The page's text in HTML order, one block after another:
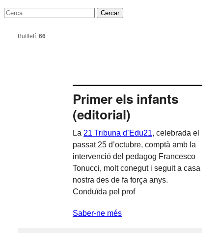
Cercar
Butlletí: 66
Primer els infants
(editorial)
La 21 Tribuna d’Edu21, celebrada el
passat 25 d’octubre, comptà amb la
intervenció del pedagog Francesco
Tonucci, molt conegut i seguit a casa
nostra des de fa força anys.
Conduïda pel prof
Saber-ne més